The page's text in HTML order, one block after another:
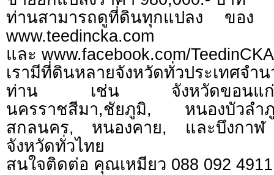
ท่านสามารถดูที่ดินทุกแปลง ของ
www.teedincka.com
และ www.facebook.com/TeedinCKA
เรามีที่ดินหลายจังหวัดทั่วประเทศจำ
ท่าน เช่น จังหวัดขอนแ
นครราชสีมา,ชัยภูมิ, หนองบัวล
สกลนคร, หนองคาย, และบึงกา
จังหวัดทั่วไทย
สนใจติดต่อ คุณเหมียว 088 092 4911